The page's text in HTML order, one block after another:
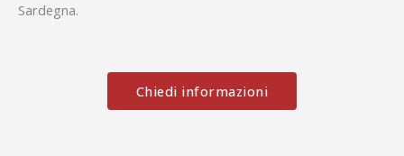
Sardegna.
Chiedi informazioni